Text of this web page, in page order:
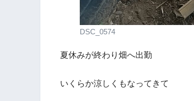
DSC_0574
夏休みが終わり畑へ出勤
いくらか涼しくもなってきて